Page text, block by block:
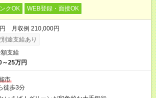
クOK WEB登録・面接OK
月収例 210,000円
途支給あり
支給
～25万円
市
徒歩3分